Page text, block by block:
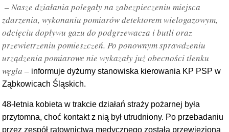
– Nasze działania polegały na zabezpieczeniu miejsca
zdarzenia, wykonaniu pomiarów detektorem wielogazowym,
odcięciu dopływu gazu do podgrzewacza i butli oraz
przewietrzeniu pomieszczeń. Po ponownym sprawdzeniu
urządzenia pomiarowe nie wykazały już obecności tlenku
węgla – informuje dyżurny stanowiska kierowania KP PSP w
Ząbkowicach Śląskich.
48-letnia kobieta w trakcie działań straży pożarnej była
przytomna, choć kontakt z nią był utrudniony. Po przebadaniu
przez zespół ratownictwa medycznego została przewieziona